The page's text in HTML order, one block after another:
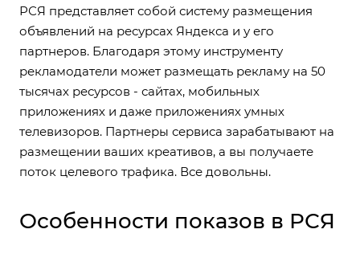
РСЯ представляет собой систему размещения
объявлений на ресурсах Яндекса и у его
партнеров. Благодаря этому инструменту
рекламодатели может размещать рекламу на 50
тысячах ресурсов - сайтах, мобильных
приложениях и даже приложениях умных
телевизоров. Партнеры сервиса зарабатывают на
размещении ваших креативов, а вы получаете
поток целевого трафика. Все довольны.
Особенности показов в РСЯ